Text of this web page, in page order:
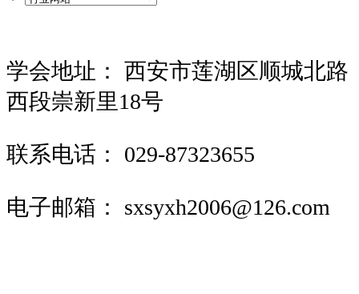
学会地址：
西安市莲湖区顺城北路
西段崇新里18号
联系电话： 029-87323655
电子邮箱： sxsyxh2006@126.com